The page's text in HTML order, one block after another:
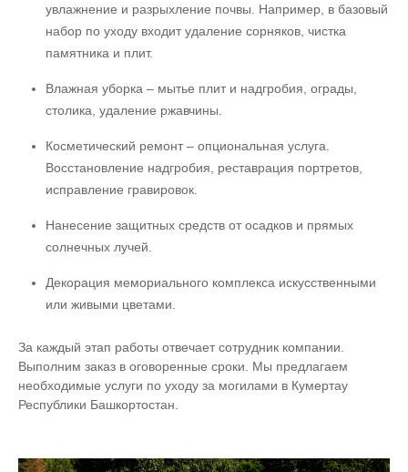
увлажнение и разрыхление почвы. Например, в базовый
набор по уходу входит удаление сорняков, чистка
памятника и плит.
Влажная уборка – мытье плит и надгробия, ограды,
столика, удаление ржавчины.
Косметический ремонт – опциональная услуга.
Восстановление надгробия, реставрация портретов,
исправление гравировок.
Нанесение защитных средств от осадков и прямых
солнечных лучей.
Декорация мемориального комплекса искусственными
или живыми цветами.
За каждый этап работы отвечает сотрудник компании.
Выполним заказ в оговоренные сроки. Мы предлагаем
необходимые услуги по уходу за могилами в Кумертау
Республики Башкортостан.